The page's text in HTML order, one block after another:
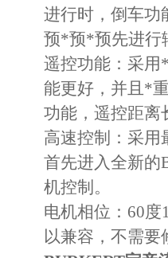
进行时，倒车
预*预*预先进行
遥控功能：采用
能更好，并且*
功能，遥控距离
高速控制：采
首先进入全新的
机控制。
电机相位：60
以兼容，不需要